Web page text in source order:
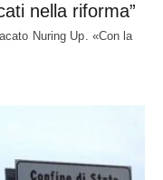
nella riforma”
Nuring Up. «Con la